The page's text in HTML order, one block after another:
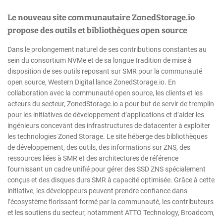
Le nouveau site communautaire ZonedStorage.io
propose des outils et bibliothèques open source
Dans le prolongement naturel de ses contributions constantes au
sein du consortium NVMe et de sa longue tradition de mise à
disposition de ses outils reposant sur SMR pour la communauté
open source, Western Digital lance ZonedStorage.io. En
collaboration avec la communauté open source, les clients et les
acteurs du secteur, ZonedStorage.io a pour but de servir de tremplin
pour les initiatives de développement d’applications et d’aider les
ingénieurs concevant des infrastructures de datacenter à exploiter
les technologies Zoned Storage. Le site héberge des bibliothèques
de développement, des outils, des informations sur ZNS, des
ressources liées à SMR et des architectures de référence
fournissant un cadre unifié pour gérer des SSD ZNS spécialement
conçus et des disques durs SMR à capacité optimisée. Grâce à cette
initiative, les développeurs peuvent prendre confiance dans
l’écosystème florissant formé par la communauté, les contributeurs
et les soutiens du secteur, notamment ATTO Technology, Broadcom,